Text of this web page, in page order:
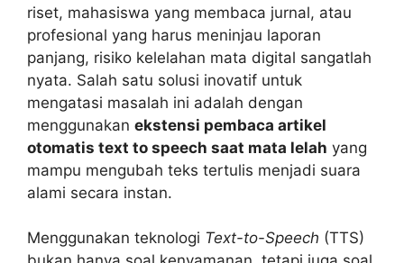
riset, mahasiswa yang membaca jurnal, atau
profesional yang harus meninjau laporan
panjang, risiko kelelahan mata digital sangatlah
nyata. Salah satu solusi inovatif untuk
mengatasi masalah ini adalah dengan
menggunakan ekstensi pembaca artikel
otomatis text to speech saat mata lelah yang
mampu mengubah teks tertulis menjadi suara
alami secara instan.
Menggunakan teknologi Text-to-Speech (TTS)